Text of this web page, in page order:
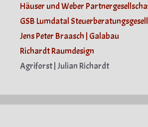
Häuser und Weber
GSB Lumdatal
Jens Peter Braasch | Galabau
Richardt Raumdesign
Agriforst | Julian Richardt